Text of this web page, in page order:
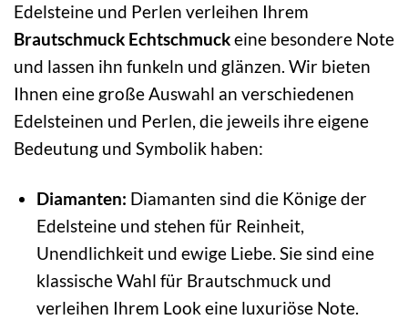
Edelsteine und Perlen verleihen Ihrem
Brautschmuck Echtschmuckeine besondere Note
und lassen ihn funkeln und glänzen. Wir bieten
Ihnen eine große Auswahl an verschiedenen
Edelsteinen und Perlen, die jeweils ihre eigene
Bedeutung und Symbolik haben:
Diamanten: Diamanten sind die Könige der
Edelsteine und stehen für Reinheit,
Unendlichkeit und ewige Liebe. Sie sind eine
klassische Wahl für Brautschmuck und
verleihen Ihrem Look eine luxuriöse Note.